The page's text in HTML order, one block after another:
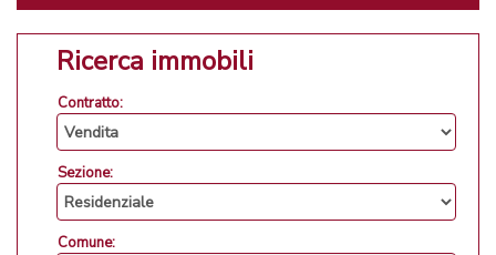
Ricerca immobili
Contratto:
Sezione:
Comune: